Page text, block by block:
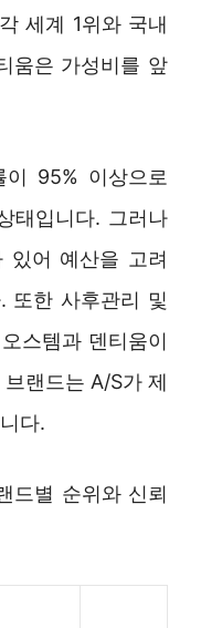
세계 1위와 국내
움은 가성비를 앞
95% 이상으로
태입니다. 그러나
있어 예산을 고려
또한 사후관리 및
스템과 덴티움이
랜드는 A/S가 제
다.
드별 순위와 신뢰